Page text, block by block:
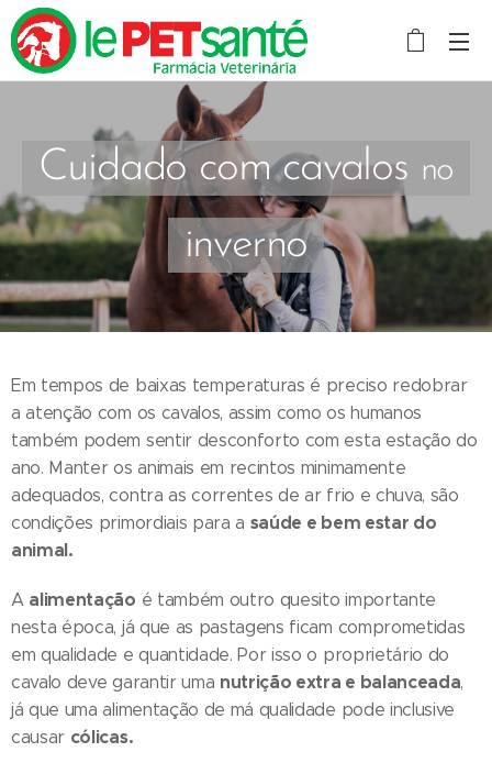
Cuidado com cavalos no
inverno
Em tempos de baixas temperaturas é preciso redobrar
a atenção com os cavalos, assim como os humanos
também podem sentir desconforto com esta estação do
ano. Manter os animais em recintos minimamente
adequados, contra as correntes de ar frio e chuva, são
condições primordiais para a saúde e bem estar do
animal.
A alimentação é também outro quesito importante
nesta época, já que as pastagens ficam comprometidas
em qualidade e quantidade. Por isso o proprietário do
cavalo deve garantir uma nutrição extra e balanceada,
já que uma alimentação de má qualidade pode inclusive
causar cólicas.